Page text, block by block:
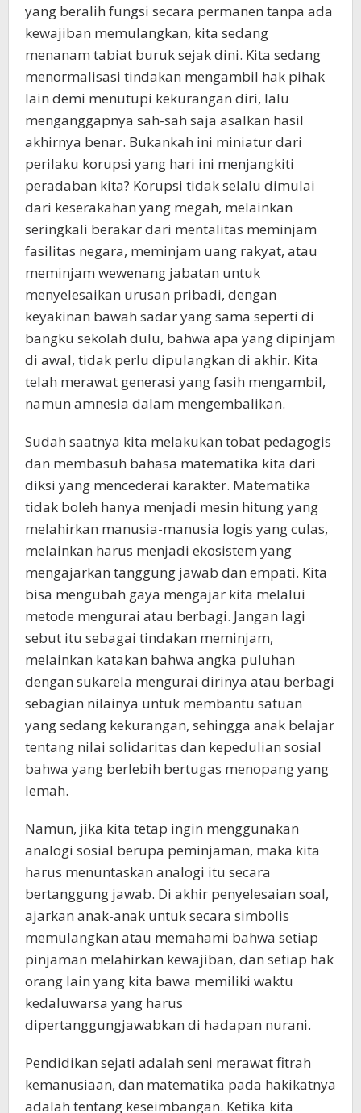
yang beralih fungsi secara permanen tanpa ada
kewajiban memulangkan, kita sedang
menanam tabiat buruk sejak dini. Kita sedang
menormalisasi tindakan mengambil hak pihak
lain demi menutupi kekurangan diri, lalu
menganggapnya sah-sah saja asalkan hasil
akhirnya benar. Bukankah ini miniatur dari
perilaku korupsi yang hari ini menjangkiti
peradaban kita? Korupsi tidak selalu dimulai
dari keserakahan yang megah, melainkan
seringkali berakar dari mentalitas meminjam
fasilitas negara, meminjam uang rakyat, atau
meminjam wewenang jabatan untuk
menyelesaikan urusan pribadi, dengan
keyakinan bawah sadar yang sama seperti di
bangku sekolah dulu, bahwa apa yang dipinjam
di awal, tidak perlu dipulangkan di akhir. Kita
telah merawat generasi yang fasih mengambil,
namun amnesia dalam mengembalikan.
Sudah saatnya kita melakukan tobat pedagogis
dan membasuh bahasa matematika kita dari
diksi yang mencederai karakter. Matematika
tidak boleh hanya menjadi mesin hitung yang
melahirkan manusia-manusia logis yang culas,
melainkan harus menjadi ekosistem yang
mengajarkan tanggung jawab dan empati. Kita
bisa mengubah gaya mengajar kita melalui
metode mengurai atau berbagi. Jangan lagi
sebut itu sebagai tindakan meminjam,
melainkan katakan bahwa angka puluhan
dengan sukarela mengurai dirinya atau berbagi
sebagian nilainya untuk membantu satuan
yang sedang kekurangan, sehingga anak belajar
tentang nilai solidaritas dan kepedulian sosial
bahwa yang berlebih bertugas menopang yang
lemah.
Namun, jika kita tetap ingin menggunakan
analogi sosial berupa peminjaman, maka kita
harus menuntaskan analogi itu secara
bertanggung jawab. Di akhir penyelesaian soal,
ajarkan anak-anak untuk secara simbolis
memulangkan atau memahami bahwa setiap
pinjaman melahirkan kewajiban, dan setiap hak
orang lain yang kita bawa memiliki waktu
kedaluwarsa yang harus
dipertanggungjawabkan di hadapan nurani.
Pendidikan sejati adalah seni merawat fitrah
kemanusiaan, dan matematika pada hakikatnya
adalah tentang keseimbangan. Ketika kita